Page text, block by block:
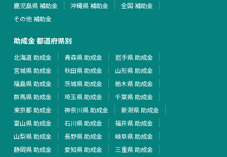
鹿児島県 補助金
沖縄県 補助金
全国 補助金
その他 補助金
助成金 都道府県別
北海道 助成金 青森県 助成金
岩手県 助成金
宮城県 助成金
秋田県 助成金
山形県 助成金
福島県 助成金
茨城県 助成金
栃木県 助成金
群馬県 助成金
埼玉県 助成金
千葉県 助成金
東京都 助成金
神奈川県 助成金
新潟県 助成金
富山県 助成金
石川県 助成金
福井県 助成金
山梨県 助成金
長野県 助成金
岐阜県 助成金
静岡県 助成金
愛知県 助成金
三重県 助成金